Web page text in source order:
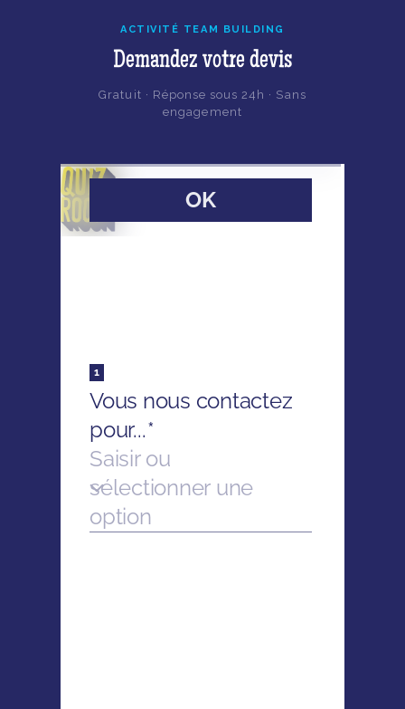
ACTIVITÉ TEAM BUILDING
Demandez votre devis
Gratuit · Réponse sous 24h · Sans
engagement